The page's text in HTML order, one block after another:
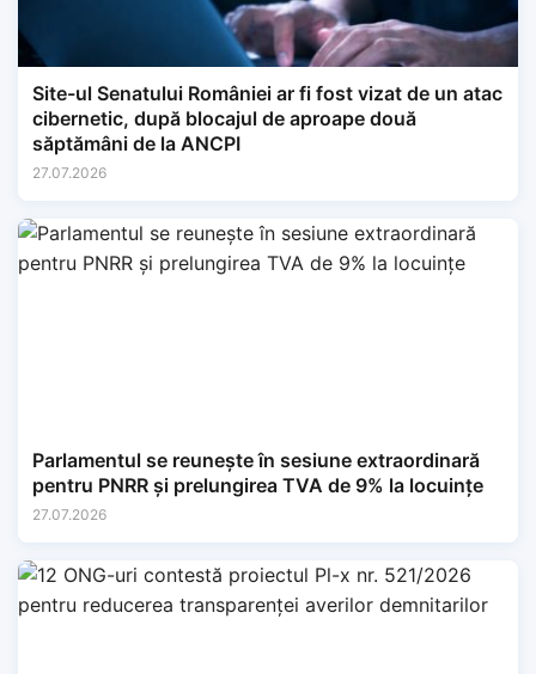
Site-ul Senatului României ar fi fost vizat de un atac
cibernetic, după blocajul de aproape două
săptămâni de la ANCPI
27.07.2026
Parlamentul se reunește în sesiune extraordinară
pentru PNRR și prelungirea TVA de 9% la locuințe
27.07.2026